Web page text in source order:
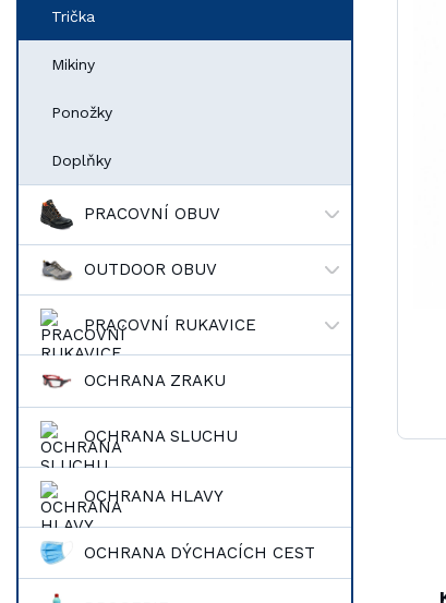
Trička
Mikiny
Ponožky
Doplňky
PRACOVNÍ OBUV
OUTDOOR OBUV
PRACOVNÍ RUKAVICE
OCHRANA ZRAKU
OCHRANA SLUCHU
OCHRANA HLAVY
OCHRANA DÝCHACÍCH CEST